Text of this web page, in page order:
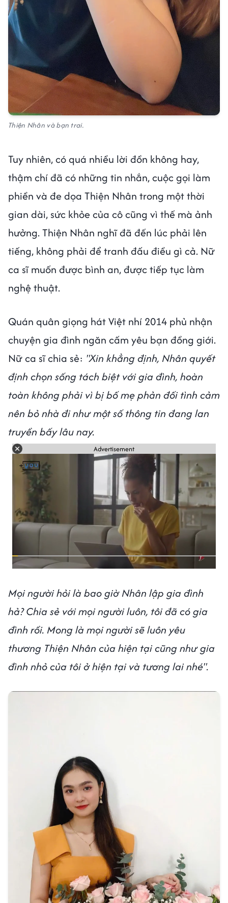
Thiện Nhân và bạn trai.
Tuy nhiên, có quá nhiều lời đồn không hay,
thậm chí đã có những tin nhắn, cuộc gọi làm
phiền và đe dọa Thiện Nhân trong một thời
gian dài, sức khỏe của cô cũng vì thế mà ảnh
hưởng. Thiện Nhân nghĩ đã đến lúc phải lên
tiếng, không phải để tranh đấu điều gì cả. Nữ
ca sĩ muốn được bình an, được tiếp tục làm
nghệ thuật.
Quán quân giọng hát Việt nhí 2014 phủ nhận
chuyện gia đình ngăn cấm yêu bạn đồng giới.
Nữ ca sĩ chia sẻ: "Xin khẳng định, Nhân quyết
định chọn sống tách biệt với gia đình, hoàn
toàn không phải vì bị bố mẹ phản đối tình cảm
nên bỏ nhà đi như một số thông tin đang lan
truyền bấy lâu nay.
Advertisement
Mọi người hỏi là bao giờ Nhân lập gia đình
hả? Chia sẻ với mọi người luôn, tôi đã có gia
đình rồi. Mong là mọi người sẽ luôn yêu
thương Thiện Nhân của hiện tại cũng như gia
đình nhỏ của tôi ở hiện tại và tương lai nhé".